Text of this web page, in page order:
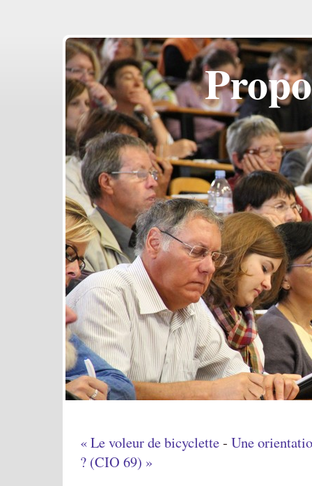
« Le voleur de bicyclette- Une
? (CIO 69) »